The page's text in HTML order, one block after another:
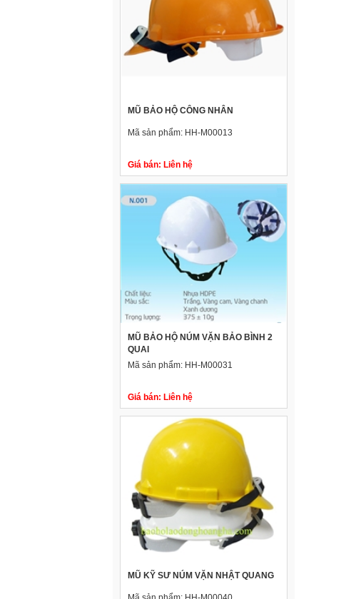
MŨ BẢO HỘ CÔNG NHÂN
Mã sản phẩm: HH-M00013
Giá bán: Liên hệ
MŨ BẢO HỘ NÚM VẶN BẢO BÌNH 2
QUAI
Mã sản phẩm: HH-M00031
Giá bán: Liên hệ
MŨ KỸ SƯ NÚM VẶN NHẬT QUANG